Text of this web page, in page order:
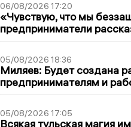
06/08/2026 17:20
«Чувствую, что мы
предприниматели
05/08/2026 18:36
Миляев: Будет создана
предпринимателям и
05/08/2026 17:05
Всякая тульская магия